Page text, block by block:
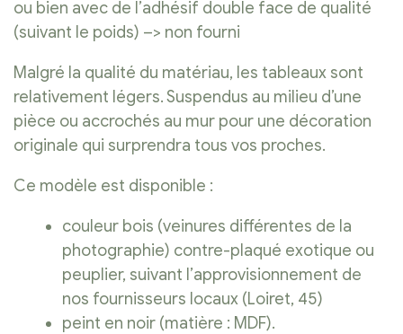
ou bien avec de l’adhésif double face de qualité
(suivant le poids) –> non fourni
Malgré la qualité du matériau, les tableaux sont
relativement légers. Suspendus au milieu d’une
pièce ou accrochés au mur pour une décoration
originale qui surprendra tous vos proches.
Ce modèle est disponible :
couleur bois (veinures différentes de la
photographie) contre-plaqué exotique ou
peuplier, suivant l’approvisionnement de
nos fournisseurs locaux (Loiret, 45)
peint en noir (matière : MDF).